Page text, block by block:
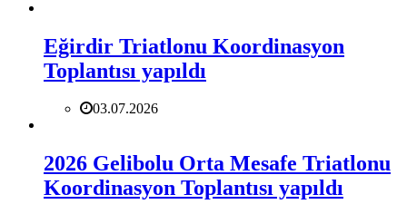
Eğirdir Triatlonu Koordinasyon
Toplantısı yapıldı
03.07.2026
2026 Gelibolu Orta Mesafe Triatlonu
Koordinasyon Toplantısı yapıldı